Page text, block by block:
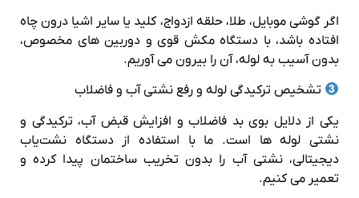
اگر گوشی موبایل، طلا، حلقه ازدواج، کلید یا سایر اشیا درون چاه
افتاده باشد، با دستگاه مکش قوی و دوربین‌ های مخصوص،
بدون آسیب به لوله، آن را بیرون می‌ آوریم.
تشخیص ترکیدگی لوله و رفع نشتی آب و فاضلاب
یکی از دلایل بوی بد فاضلاب و افزایش قبض آب، ترکیدگی و
نشتی لوله‌ ها است. ما با استفاده از دستگاه نشت‌یاب
دیجیتالی، نشتی آب را بدون تخریب ساختمان پیدا کرده و
تعمیر می‌ کنیم.